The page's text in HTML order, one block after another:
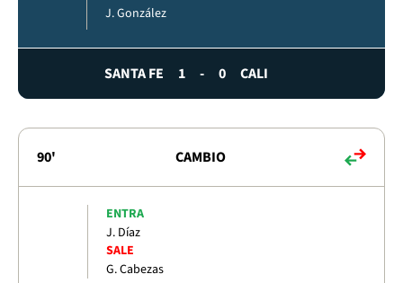
J. González
SANTA FE 1 - 0 CALI
90' CAMBIO
ENTRA
J. Díaz
SALE
G. Cabezas